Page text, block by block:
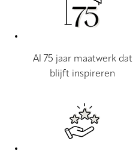
Al 75 jaar maatwerk dat
blijft inspireren